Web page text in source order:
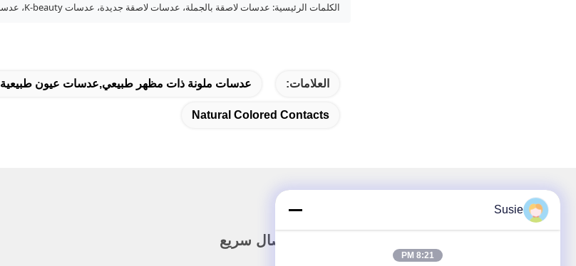
الكلمات الرئيسية: عدسات لاصقة بالجملة، عدسات لاصقة جديدة، عدسات K-beauty، عدسات لاصقة ذات علامة خاصة
العلامات: عدسات ملونة ذات مظهر طبيعي,عدسات عيون
Natural Colored Contacts
اتصال سريع
Susie
8:21 PM